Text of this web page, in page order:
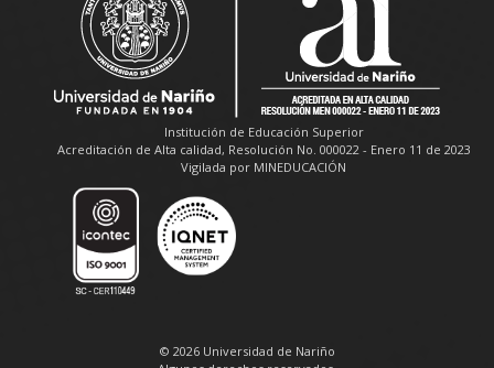
Institución de Educación Superior
Acreditación de Alta calidad, Resolución No. 000022 - Enero 11 de 2023
Vigilada por MINEDUCACIÓN
© 2026 Universidad de Nariño